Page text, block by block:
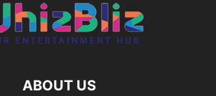
ABOUT US